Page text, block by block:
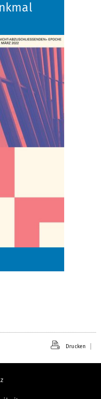
Drucken